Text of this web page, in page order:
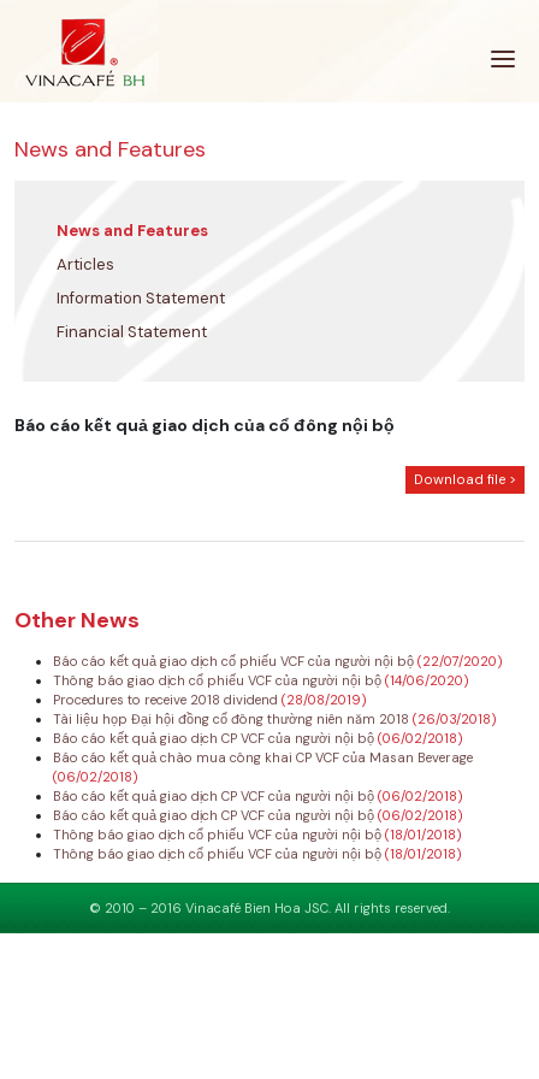
News and Features
News and Features
Articles
Information Statement
Financial Statement
Báo cáo kết quả giao dịch của cổ đông nội bộ
Download file >
Other News
Báo cáo kết quả giao dịch cổ phiếu VCF của người nội bộ (22/07/2020)
Thông báo giao dịch cổ phiếu VCF của người nội bộ (14/06/2020)
Procedures to receive 2018 dividend (28/08/2019)
Tài liệu họp Đại hội đồng cổ đông thường niên năm 2018 (26/03/2018)
Báo cáo kết quả giao dịch CP VCF của người nội bộ (06/02/2018)
Báo cáo kết quả chào mua công khai CP VCF của Masan Beverage
(06/02/2018)
Báo cáo kết quả giao dịch CP VCF của người nội bộ (06/02/2018)
Báo cáo kết quả giao dịch CP VCF của người nội bộ (06/02/2018)
Thông báo giao dịch cổ phiếu VCF của người nội bộ (18/01/2018)
Thông báo giao dịch cổ phiếu VCF của người nội bộ (18/01/2018)
© 2010 – 2016 Vinacafé Bien Hoa JSC. All rights reserved.